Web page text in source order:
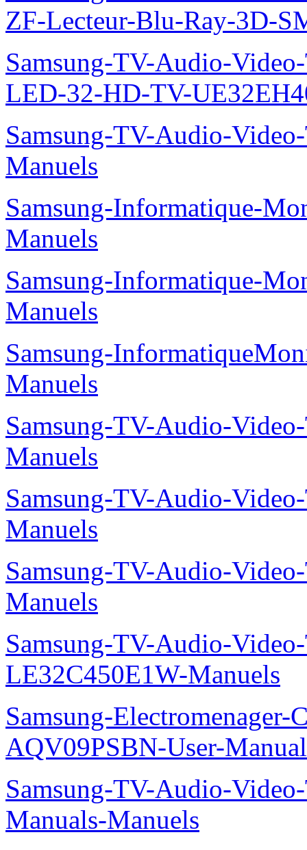
Samsung-TV-Audio-
Manuels
Samsung-TV-Audio-
Manuels
Samsung-TV-Audio-
ZF-Lecteur-Blu-Ray-3D-
Samsung-TV-Audio-
LED-32-HD-TV-
Samsung-TV-Audio-
Manuels
Samsung-Informatique-
Manuels
Samsung-Informatique-
Manuels
Samsung-
Manuels
Samsung-TV-Audio-
Manuels
Samsung-TV-Audio-
Manuels
Samsung-TV-Audio-
Manuels
Samsung-TV-Audio-